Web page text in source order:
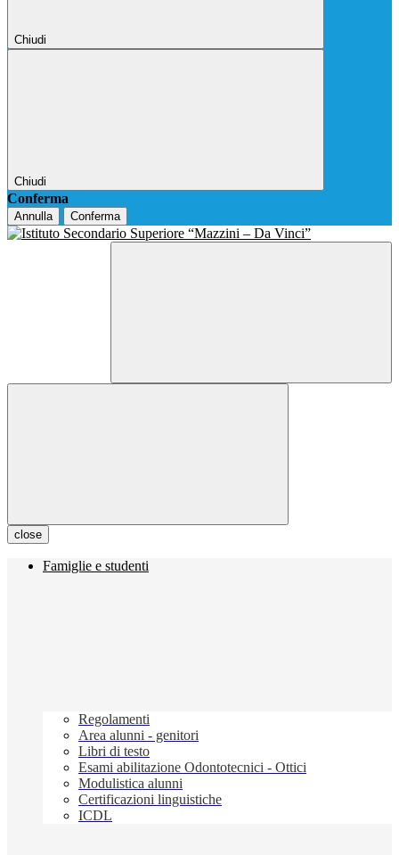
Chiudi
Chiudi
Conferma
Annulla Conferma
close
Famiglie e studenti
Regolamenti
Area alunni - genitori
Libri di testo
Esami abilitazione Odontotecnici - Ottici
Modulistica alunni
Certificazioni linguistiche
ICDL